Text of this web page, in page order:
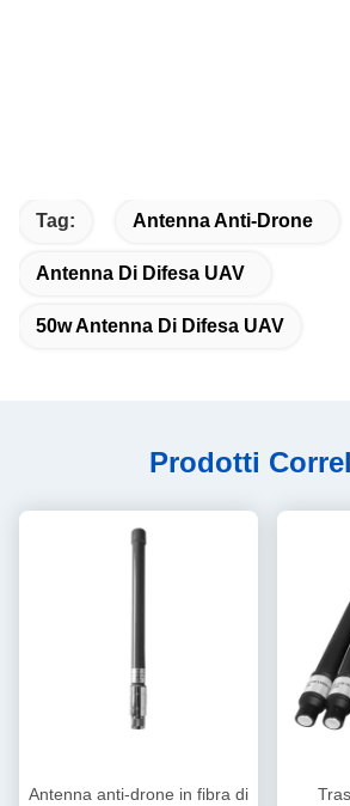
Tag: Antenna Anti-Drone
Antenna Di Difesa UAV
50w Antenna Di Difesa UAV
Prodotti
Antenna anti-drone in fibra di